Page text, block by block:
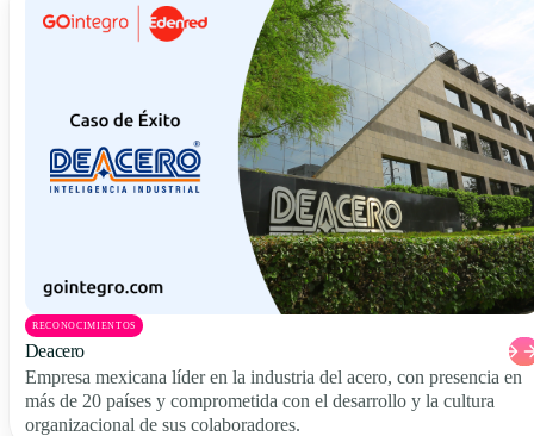
RECONOCIMIENTOS
Deacero
Empresa mexicana líder en la industria del acero, con presencia en
más de 20 países y comprometida con el desarrollo y la cultura
organizacional de sus colaboradores.